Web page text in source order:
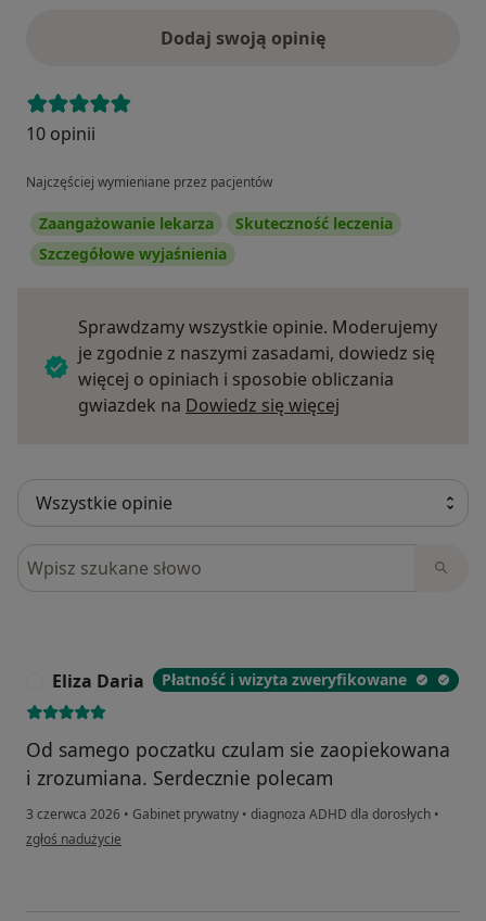
Dodaj swoją opinię
10 opinii
Najczęściej wymieniane przez pacjentów
Zaangażowanie lekarza
Skuteczność leczenia
Szczegółowe wyjaśnienia
Sprawdzamy wszystkie opinie. Moderujemy
je zgodnie z naszymi zasadami, dowiedz się
więcej o opiniach i sposobie obliczania
gwiazdek na Dowiedz się więcej
Szukaj w opiniach
Eliza Daria Płatność i wizyta zweryfikowane
Od samego poczatku czulam sie zaopiekowana
i zrozumiana. Serdecznie polecam
3 czerwca 2026 • Gabinet prywatny • diagnoza ADHD dla dorosłych •
w opinii użytkownika Eliza Daria
zgłoś nadużycie